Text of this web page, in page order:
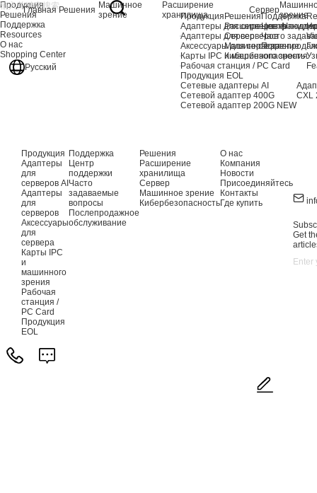
Продукция
Адаптеры для серверов AI
Адаптеры для серверов
Аксессуары для сервера
Карты IPC и машинного зрения
Рабочая станция / PC Card
Продукция EOL
Сетевые адаптеры AI
Сетевой адаптер 400G
Сетевой адаптер 200G NEW
CXL
Решения
Расширение
Сервер
Машинное зрение
Кибербезопасность
Поддержка
Центр
Часто
Продукция
Решения
Поддержка
Resources
О нас
Shopping Center
Русский
Главная Решения Машинное
зрение
Расширение
хранилища
Серверзрение
Продукция
Адаптеры
для
серверов AI
Адаптеры
для
серверов
Аксессуары
для
сервера
Карты IPC
и
машинного
зрения
Рабочая
станция /
PC Card
Продукция
EOL
Поддержка
Центр
поддержки
Часто
задаваемые
вопросы
Послепродажное
обслуживание
Решения
Расширение
хранилища
Сервер
Машинное зрение
Кибербезопасность
О нас
Компания
Новости
Присоединяйтесь
Контакты
Где купить
Get